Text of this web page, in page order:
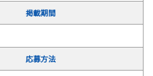
掲載期間
応募方法